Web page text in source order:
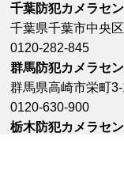
千葉防犯カメラセ
千葉県千葉市中央
0120-282-845
群馬防犯カメラセ
群馬県高崎市栄町
0120-630-900
栃木防犯カメラセ